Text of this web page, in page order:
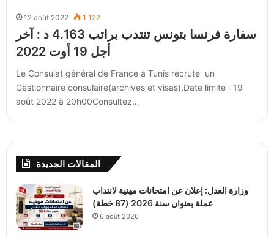
12 août 2022 1 122
سفارة فرنسا بتونس تنتدب براتب 4.163 د : آخر
أجل 19 أوت 2022
Le Consulat général de France à Tunis recrute un
Gestionnaire consulaire(archives et visas).Date limite : 19
août 2022 à 20h00Consultez…
المقالات الجديدة
وزارة العدل: إعلان عن امتحانات مهنية لانتداب
عملة بعنوان سنة 2026 (87 خطة)
6 août 2026